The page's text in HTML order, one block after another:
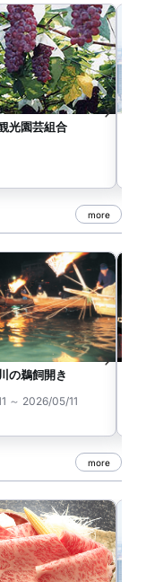
光園芸組合
more
の鵜飼開き
～ 2026/05/11
more